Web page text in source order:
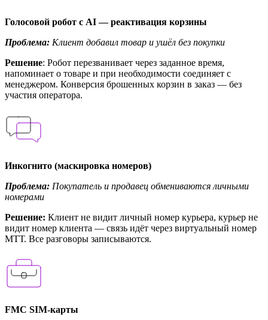
Голосовой робот с AI — реактивация корзины
Проблема: Клиент добавил товар и ушёл без покупки
Решение: Робот перезванивает через заданное время,
напоминает о товаре и при необходимости соединяет с
менеджером. Конверсия брошенных корзин в заказ — без
участия оператора.
Инкогнито (маскировка номеров)
Проблема: Покупатель и продавец обмениваются личными
номерами
Решение: Клиент не видит личный номер курьера, курьер не
видит номер клиента — связь идёт через виртуальный номер
МТТ. Все разговоры записываются.
FMC SIM-карты